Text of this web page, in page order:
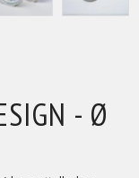
- Ø